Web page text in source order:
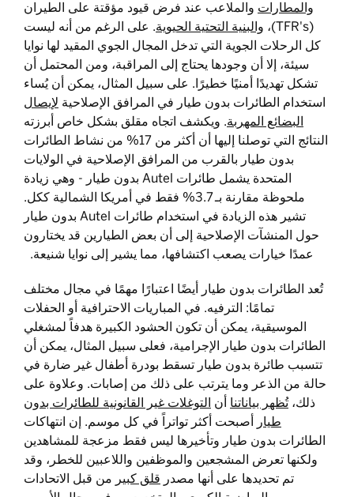
والمطارات والملاعب عند فرض قيود مؤقتة على الطيران
(TFR's)،
والبنية التحتية الحيوية. على الرغم من أنه ليست
كل الرحلات الجوية التي تدخل المجال الجوي المقيد لها نوايا
سيئة، إلا أن وجودها يحتاج إلى المراقبة، ومن المحتمل أن
تشكل تهديدًا أمنيًا خطيرًا. على سبيل المثال، يمكن أن يُساء
استخدام الطائرات بدون طيار في المرافق الإصلاحية لإيصال
البضائع المهربة. ويكشف اتجاه مقلق بشكل خاص أبرزته
النتائج التي توصلنا إليها أن أكثر من 17% من نشاط الطائرات
بدون طيار بالقرب من المرافق الإصلاحية في الولايات
المتحدة يشمل طائرات Autel بدون طيار - وهي زيادة
ملحوظة مقارنة بـ 3.7% فقط في أمريكا الشمالية ككل.
تشير هذه الزيادة في استخدام طائرات Autel بدون طيار
حول المنشآت الإصلاحية إلى أن بعض الطيارين قد يختارون
عمدًا خيارات يصعب اكتشافها، مما يشير إلى نوايا شنيعة.
تُعد الطائرات بدون طيار أيضًا اعتبارًا مهمًا في مجال مختلف
تمامًا: الترفيه. في المباريات الاحترافية أو الحفلات
الموسيقية، يمكن أن تكون الحشود الكبيرة هدفاً لمشغلي
الطائرات بدون طيار الإجرامية، فعلى سبيل المثال، يمكن أن
تتسبب طائرة بدون طيار تسقط بودرة أطفال غير ضارة في
حالة من الذعر وما يترتب على ذلك من إصابات. وعلاوة على
ذلك،تُظهر بياناتنا أن التوغلات غير القانونية للطائرات بدون
طيار
أصبحت أكثر تواتراً في كل موسم. إن انتهاكات
الطائرات بدون طيار وتأخيرها ليس فقط مزعجة للمشاهدين
ولكنها تعرض المشجعين والموظفين واللاعبين للخطر، وقد
تم تحديدها على أنها مصدر قلق كبير من قبل الاتحادات